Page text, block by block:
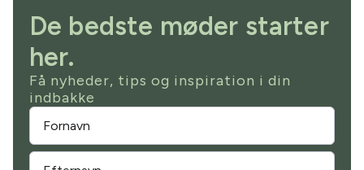
De bedste møder starter
her.
Få nyheder, tips og inspiration i din
indbakke